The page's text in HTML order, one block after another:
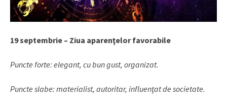
19 septembrie – Ziua aparenţelor favorabile
Puncte forte: elegant, cu bun gust, organizat.
Puncte slabe: materialist, autoritar, influenţat de societate.